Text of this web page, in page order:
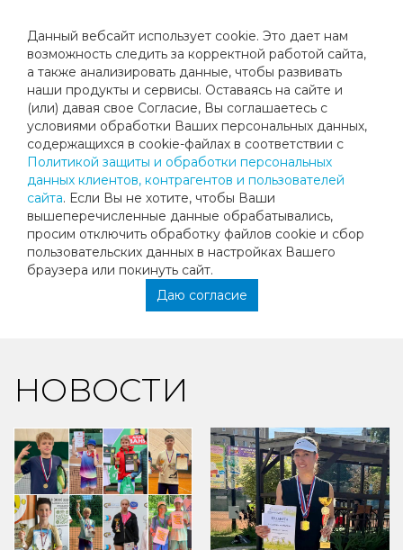
Данный вебсайт использует cookie. Это дает нам
возможность следить за корректной работой сайта,
а также анализировать данные, чтобы развивать
наши продукты и сервисы. Оставаясь на сайте и
(или) давая свое Согласие, Вы соглашаетесь с
условиями обработки Ваших персональных данных,
содержащихся в cookie-файлах в соответствии с
Политикой защиты и обработки персональных
данных клиентов, контрагентов и пользователей
сайта. Если Вы не хотите, чтобы Ваши
вышеперечисленные данные обрабатывались,
просим отключить обработку файлов cookie и сбор
пользовательских данных в настройках Вашего
браузера или покинуть сайт.
Даю согласие
ПОЗДРАВЛЕНИЯ ХАЗИМЕ ДАНИЭЛЯ
Хазиме Даниэля!
И его тренера
Гордееву Н.Л.
Финалиста турнира РТТ
«Турнир Олимп-март»
В категории 10 лет
Коллектив клуба «Мегаспорт-теннис
НОВОСТИ